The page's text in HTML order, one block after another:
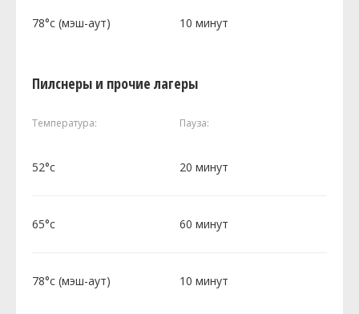
78°c (мэш-аут) 10 минут
Пилснеры и прочие лагеры
Температура: Пауза:
52°c 20 минут
65°c 60 минут
78°c (мэш-аут) 10 минут